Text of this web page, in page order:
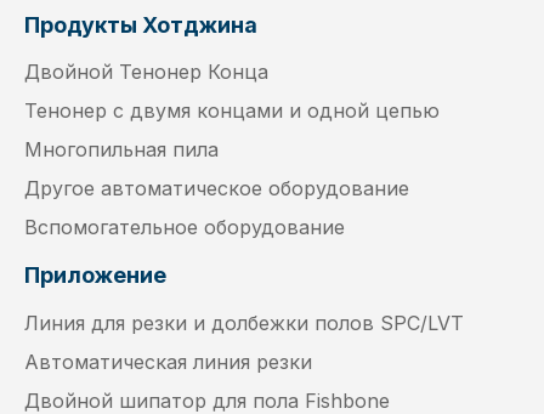
Продукты Хотджина
Двойной Тенонер Конца
Тенонер с двумя концами и одной цепью
Многопильная пила
Другое автоматическое оборудование
Вспомогательное оборудование
Приложение
Линия для резки и долбежки полов SPC/LVT
Автоматическая линия резки
Двойной шипатор для пола Fishbone